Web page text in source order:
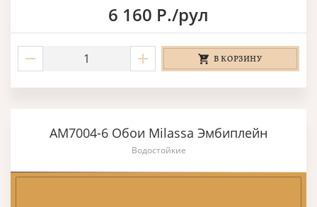
6 160 Р./рул
В КОРЗИНУ
AM7004-6 Обои Milassa Эмбиплейн
Водостойкие